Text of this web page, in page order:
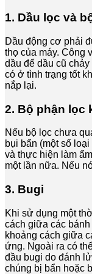
1. Dầu lọc và
Dầu động cơ phải
thọ của máy. Công
dầu để dầu cũ
có ở tình trạng tốt
nắp lại.
2. Bộ phận lọc
Nếu bộ lọc chưa
bụi bẩn (một số
và thực hiện làm
một lần nữa. Nếu
3. Bugi
Khi sử dụng một
cách giữa các
khoảng cách giữa
ứng. Ngoài ra có
đầu bugi do đánh
chúng bị bẩn hoặc